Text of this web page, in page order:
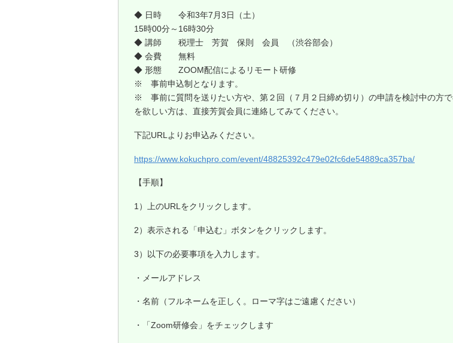
◆ 日時 令和3年7月3日（土）
15時00分～16時30分
◆ 講師 税理士 芳賀 保則 会員 （渋谷部会）
◆ 会費 無料
◆ 形態 ZOOM配信によるリモート研修
※ 事前申込制となります。
※ 事前に質問を送りたい方や、第２回（７月２日締め切り）の申請を検討中の方で
を欲しい方は、直接芳賀会員に連絡してみてください。
下記URLよりお申込みください。
https://www.kokuchpro.com/event/48825392c479e02fc6de54889ca357ba/
【手順】
1）上のURLをクリックします。
2）表示される「申込む」ボタンをクリックします。
3）以下の必要事項を入力します。
・メールアドレス
・名前（フルネームを正しく。ローマ字はご遠慮ください）
・「Zoom研修会」をチェックします